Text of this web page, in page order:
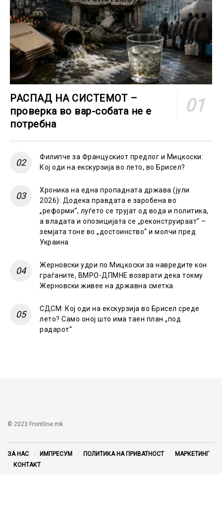
РАСПАД НА СИСТЕМОТ –
проверка во вар-собата не е
потребна
Филипче за Францускиот предлог и Мицкоски:
Кој оди на екскурзија во лето, во Брисел?
Хроника на една пропадната држава (јули
2026): Додека правдата е заробена во
„реформи“, луѓето се трујат од вода и политика,
а владата и опозицијата се „реконструираат“ –
земјата тоне во „достоинство“ и молчи пред
Украина
Жерновски удри по Мицкоски за навредите кон
граѓаните, ВМРО-ДПМНЕ возврати дека токму
Жерновски живее на државна сметка
СДСМ: Кој оди на екскурзија во Брисел среде
лето? Само оној што има таен план „под
радарот“
© 2023 Frontline.mk
ЗА НАС ИМПРЕСУМ ПОЛИТИКА НА ПРИВАТНОСТ
МАРКЕТИНГ
КОНТАКТ